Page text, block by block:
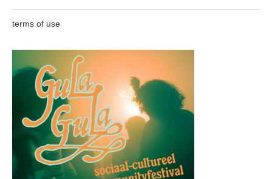
terms of use